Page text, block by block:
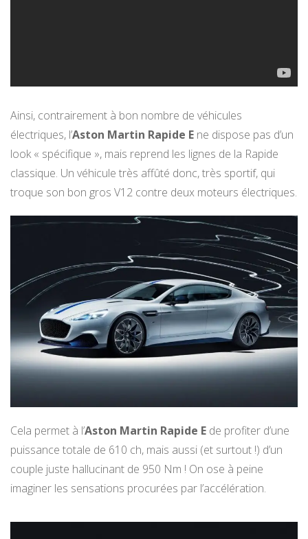
Ainsi, contrairement à bon nombre de véhicules
électriques, l’Aston Martin Rapide E ne dispose pas d’un
look « spécifique », mais reprend les lignes de la Rapide
classique. Un véhicule très affûté donc, très sportif, qui
troque son bon gros V12 contre deux moteurs électriques.
Cela permet à l’Aston Martin Rapide E de profiter d’une
puissance totale de 610 ch, mais aussi (et surtout !) d’un
couple juste hallucinant de 950 Nm ! On ose à peine
imaginer les sensations procurées par l’accélération.